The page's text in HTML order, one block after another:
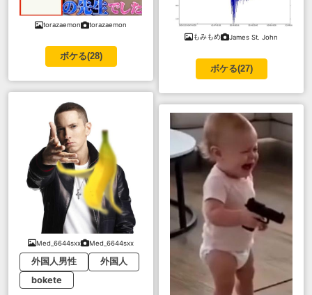
torazaemon torazaemon
ボケる(28)
Med_6644sxx Med_6644sxx
外国人男性
外国人
bokete
もみもめ James St. John
ボケる(27)